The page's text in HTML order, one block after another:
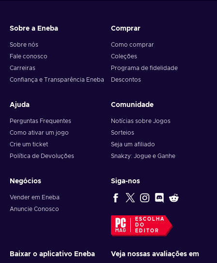
Sobre a Eneba
Sobre nós
Fale conosco
Carreiras
Confiança e Transparência Eneba
Comprar
Como comprar
Coleções
Programa de fidelidade
Descontos
Ajuda
Perguntas Frequentes
Como ativar um jogo
Crie um ticket
Política de Devoluções
Comunidade
Notícias sobre Jogos
Sorteios
Seja um afiliado
Snakzy: Jogue e Ganhe
Negócios
Vender em Eneba
Anuncie Conosco
Siga-nos
ESCOLHA
DO
EDITOR
Baixar o aplicativo Eneba Veja nossas avaliações em